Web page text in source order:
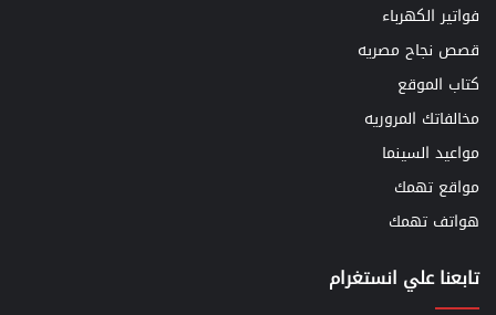
فواتير الكهرباء
قصص نجاح مصريه
كتاب الموقع
مخالفاتك المروريه
مواعيد السينما
مواقع تهمك
هواتف تهمك
تابعنا علي انستغرام